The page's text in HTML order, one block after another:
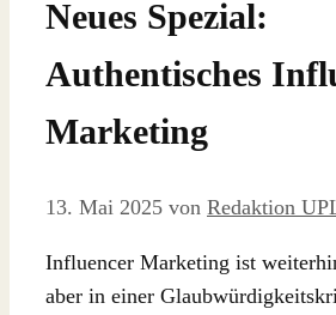
Neues Spezial:
Authentisches
Marketing
13. Mai 2025 von Redaktion
Influencer Marketing ist
aber in einer